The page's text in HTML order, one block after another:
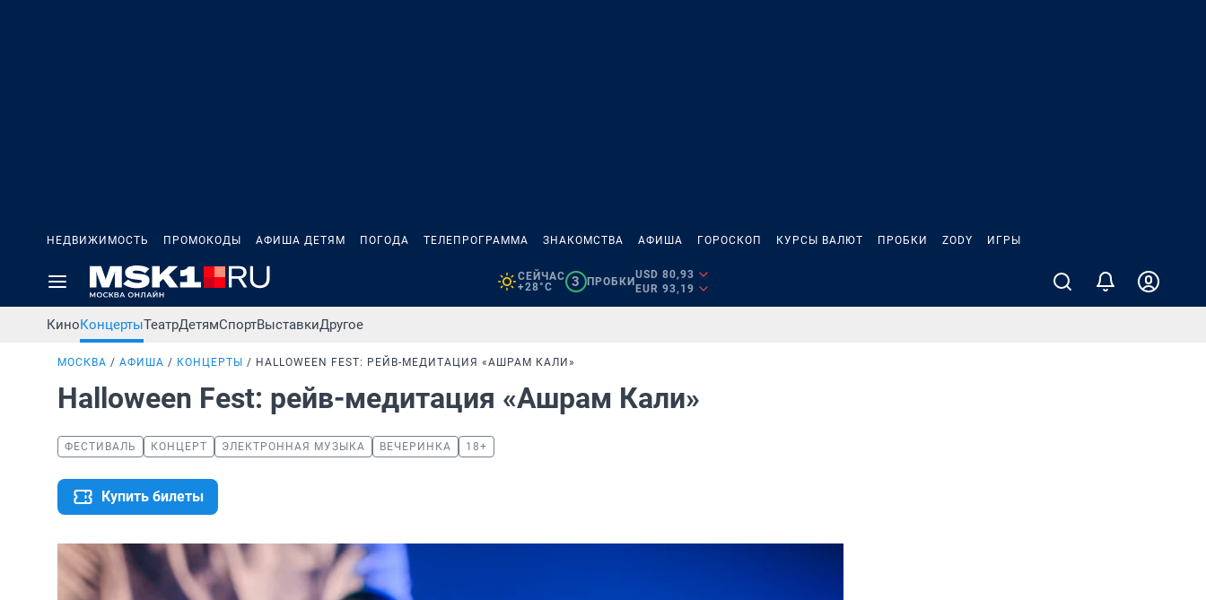
НЕДВИЖИМОСТЬ ПРОМОКОДЫ АФИША ДЕТЯМ ПОГОДА ТЕЛЕПРОГРАММА ЗНАКОМСТВА АФИША ГОРОСКОП КУРСЫ ВАЛЮТ ПРОБКИ ZODY ИГРЫ
СЕЙЧАС
+28°C
3 ПРОБКИ
USD 80,93
EUR 93,19
КиноКонцертыТеатрДетямСпортВыставкиДругое
МОСКВА АФИША КОНЦЕРТЫ HALLOWEEN FEST: РЕЙВ-МЕДИТАЦИЯ «АШРАМ КАЛИ»
Halloween Fest: рейв-медитация «Ашрам Кали»
ФЕСТИВАЛЬ КОНЦЕРТ ЭЛЕКТРОННАЯ МУЗЫКА ВЕЧЕРИНКА 18+
Купить билеты